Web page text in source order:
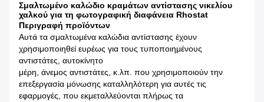
Σμαλτωμένο καλώδιο κραμάτων αντίστασης νικελίου
χαλκού για τη φωτογραφική διαφάνεια Rhostat
Περιγραφή προϊόντων
Αυτά τα σμαλτωμένα καλώδια αντίστασης έχουν
χρησιμοποιηθεί ευρέως για τους τυποποιημένους
αντιστάτες, αυτοκίνητο
μέρη, άνεμος αντιστάτες, κ.λπ. που χρησιμοποιούν την
επεξεργασία μόνωσης καταλληλότερη για αυτές τις
εφαρμογές, που εκμεταλλεύονται πλήρως τα